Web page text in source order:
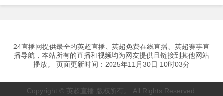
24直播网提供最全的英超直播、英超免费在线直播、英超赛事直
播导航，本站所有的直播和视频均为网友提供且链接到其他网站
播放。 页面更新时间：2025年11月30日 10时03分
Copyright © 英超直播 版权所有。 All Rights Reserved.